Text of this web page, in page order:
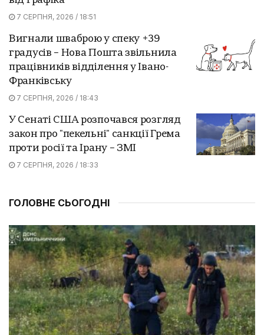
7 СЕРПНЯ, 2026 / 18:51
Вигнали шваброю у спеку +39
градусів – Нова Пошта звільнила
працівників відділення у Івано-
Франківську
7 СЕРПНЯ, 2026 / 18:43
У Сенаті США розпочався розгляд
закон про "пекельні" санкції Грема
проти росії та Ірану – ЗМІ
7 СЕРПНЯ, 2026 / 18:33
ГОЛОВНЕ СЬОГОДНІ